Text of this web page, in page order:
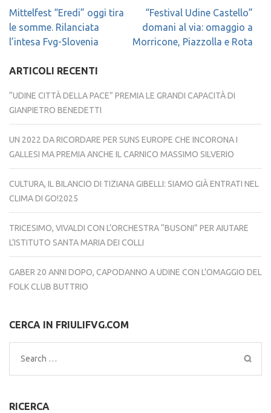
Navigazione
articoli
Mittelfest “Eredi” oggi tira
le somme. Rilanciata
l’intesa Fvg-Slovenia
“Festival Udine Castello”
domani al via: omaggio a
Morricone, Piazzolla e Rota
ARTICOLI RECENTI
“UDINE CITTÀ DELLA PACE” PREMIA LE GRANDI CAPACITÀ DI
GIANPIETRO BENEDETTI
UN 2022 DA RICORDARE PER SUNS EUROPE CHE INCORONA I
GALLESI MA PREMIA ANCHE IL CARNICO MASSIMO SILVERIO
CULTURA, IL BILANCIO DI TIZIANA GIBELLI: SIAMO GIÀ ENTRATI NEL
CLIMA DI GO!2025
TRICESIMO, VIVALDI CON L’ORCHESTRA “BUSONI” PER AIUTARE
L’ISTITUTO SANTA MARIA DEI COLLI
GABER 20 ANNI DOPO, CAPODANNO A UDINE CON L’OMAGGIO DEL
FOLK CLUB BUTTRIO
CERCA IN FRIULIFVG.COM
Search
for:
RICERCA